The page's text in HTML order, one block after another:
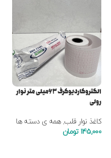
الکتروکاردیوگرف ۶۳میلی متر نوار
رولی
کاغذ نوار قلب,همه ی دسته ها
145,000 تومان